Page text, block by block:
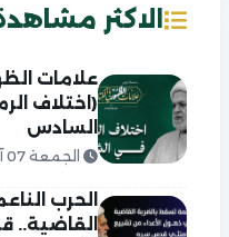
الاكثر
علامات
(اختلاف
السادس
الجمعة 07 آب 2026
الحرب
القاضية..